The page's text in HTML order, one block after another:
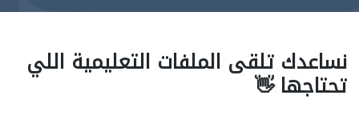
نساعدك تلقى الملفات التعليمية اللي
تحتاجها 👋